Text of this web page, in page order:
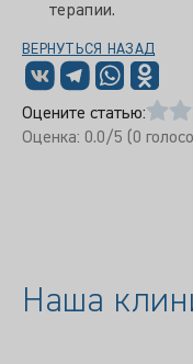
терапии.
ВЕРНУТЬСЯ НАЗАД
Оцените статью:
Оценка: 0.0/5 (0
Наша